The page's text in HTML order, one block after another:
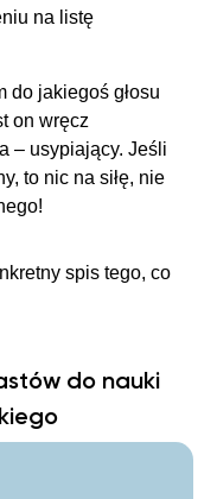
na listę
do jakiegoś głosu
on wręcz
– usypiający. Jeśli
to nic na siłę, nie
spis tego, co
do nauki